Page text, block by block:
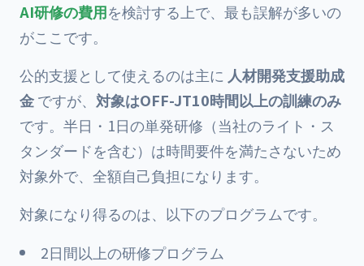
AI研修の費用を検討する上で、最も誤解が多いの
がここです。
公的支援として使えるのは主に 人材開発支援助成
金ですが、 対象はOFF-JT10時間以上の訓練のみ
です。半日・1日の単発研修（当社のライト・ス
タンダードを含む）は時間要件を満たさないため
対象外で、全額自己負担になります。
対象になり得るのは、以下のプログラムです。
2日間以上の研修プログラム